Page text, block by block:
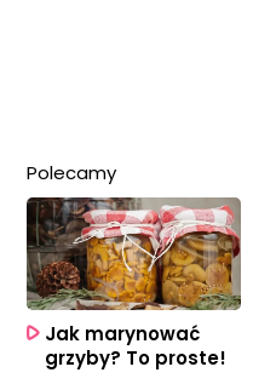
Polecamy
Jak marynować
grzyby? To proste!